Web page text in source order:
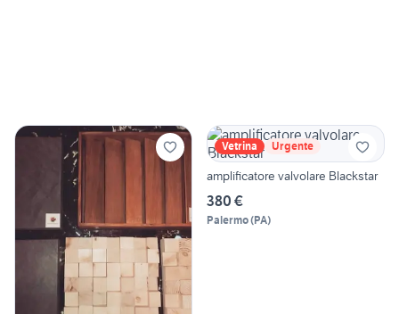
Vetrina Urgente
amplificatore valvolare Blackstar
380 €
Palermo(PA)